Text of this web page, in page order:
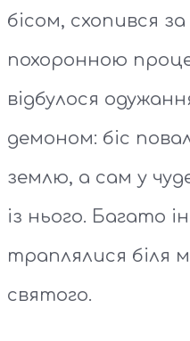
бісом, схопився
похоронною
відбулося
демоном: біс
землю, а сам у
із нього. Багато
траплялися біля
святого.